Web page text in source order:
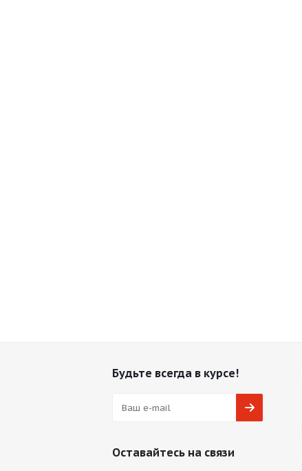
Будьте всегда в курсе!
Оставайтесь на связи